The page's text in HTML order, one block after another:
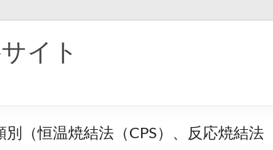
イト
（恒温焼結法（CPS）、反応焼結法